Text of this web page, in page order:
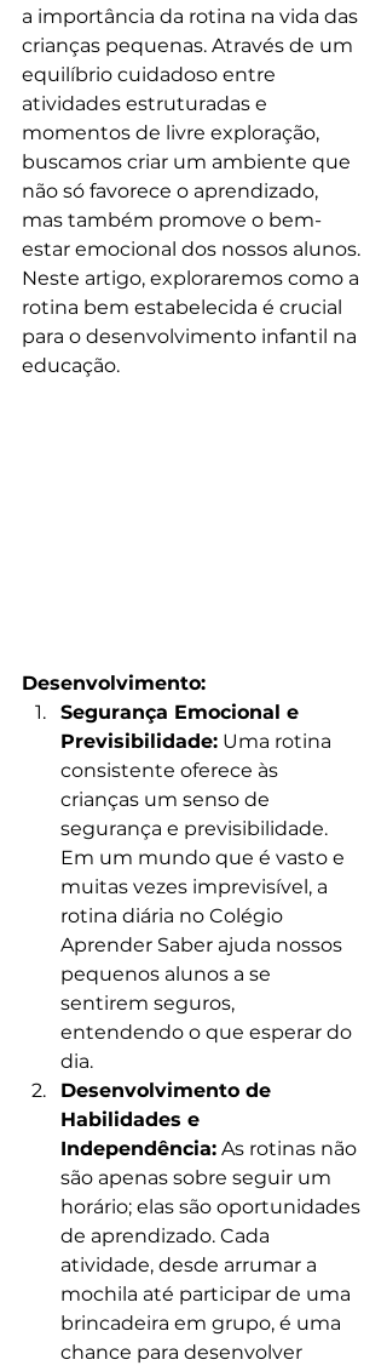
a importância da rotina na vida das
crianças pequenas. Através de um
equilíbrio cuidadoso entre
atividades estruturadas e
momentos de livre exploração,
buscamos criar um ambiente que
não só favorece o aprendizado,
mas também promove o bem-
estar emocional dos nossos alunos.
Neste artigo, exploraremos como a
rotina bem estabelecida é crucial
para o desenvolvimento infantil na
educação.
Desenvolvimento:
Segurança Emocional e
Previsibilidade: Uma rotina
consistente oferece às
crianças um senso de
segurança e previsibilidade.
Em um mundo que é vasto e
muitas vezes imprevisível, a
rotina diária no Colégio
Aprender Saber ajuda nossos
pequenos alunos a se
sentirem seguros,
entendendo o que esperar do
dia.
Desenvolvimento de
Habilidades e
Independência: As rotinas não
são apenas sobre seguir um
horário; elas são oportunidades
de aprendizado. Cada
atividade, desde arrumar a
mochila até participar de uma
brincadeira em grupo, é uma
chance para desenvolver